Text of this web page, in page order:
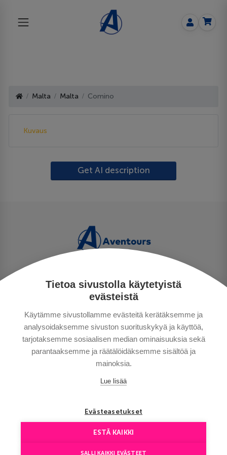
Tietoa sivustolla käytetyistä
evästeistä
Käytämme sivustollamme evästeitä kerätäksemme ja
analysoidaksemme sivuston suorituskykyä ja käyttöä,
tarjotaksemme sosiaalisen median ominaisuuksia sekä
parantaaksemme ja räätälöidäksemme sisältöä ja
mainoksia.
Lue lisää
Evästeasetukset
ESTÄ KAIKKI
SALLI KAIKKI EVÄSTEET
Malta Malta Comino
Kuvaus
Get AI description
TIETOSUOJA
MAKSUTAVAT
MATKAEHDOT
HYVÄ TIETÄÄ
YHTEYSTIEDOT
Сopyright © Aventours 2026